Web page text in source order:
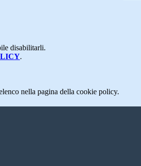
disabilitarli.
.
nella pagina della cookie policy.